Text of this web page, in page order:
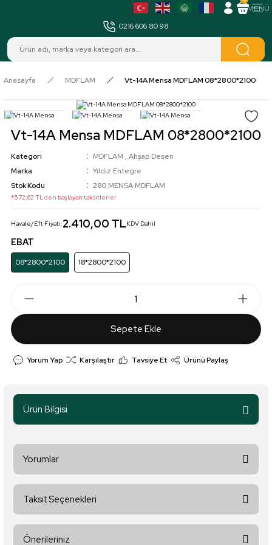
0216 606 80 98
Anasayfa MDFLAM Vt-14A Mensa MDFLAM 08*2800*2100
Vt-14A Mensa MDFLAM 08*2800*2100
Kategori MDFLAM , Ahşap Desen
Marka
Yıldız Entegre
Stok Kodu
280.MENSA MDFLAM
*572,62 TL den başlayan taksitlerle!
Havale/Eft Fiyatı:2.410,00 TLKDV Dahil
EBAT
08*2800*2100 18*2800*2100
Sepete Ekle
Yorum Yap Karşılaştır Tavsiye Et Ürünü Paylaş
Ürün Bilgisi
Yorumlar
Taksit Seçenekleri
Önerileriniz